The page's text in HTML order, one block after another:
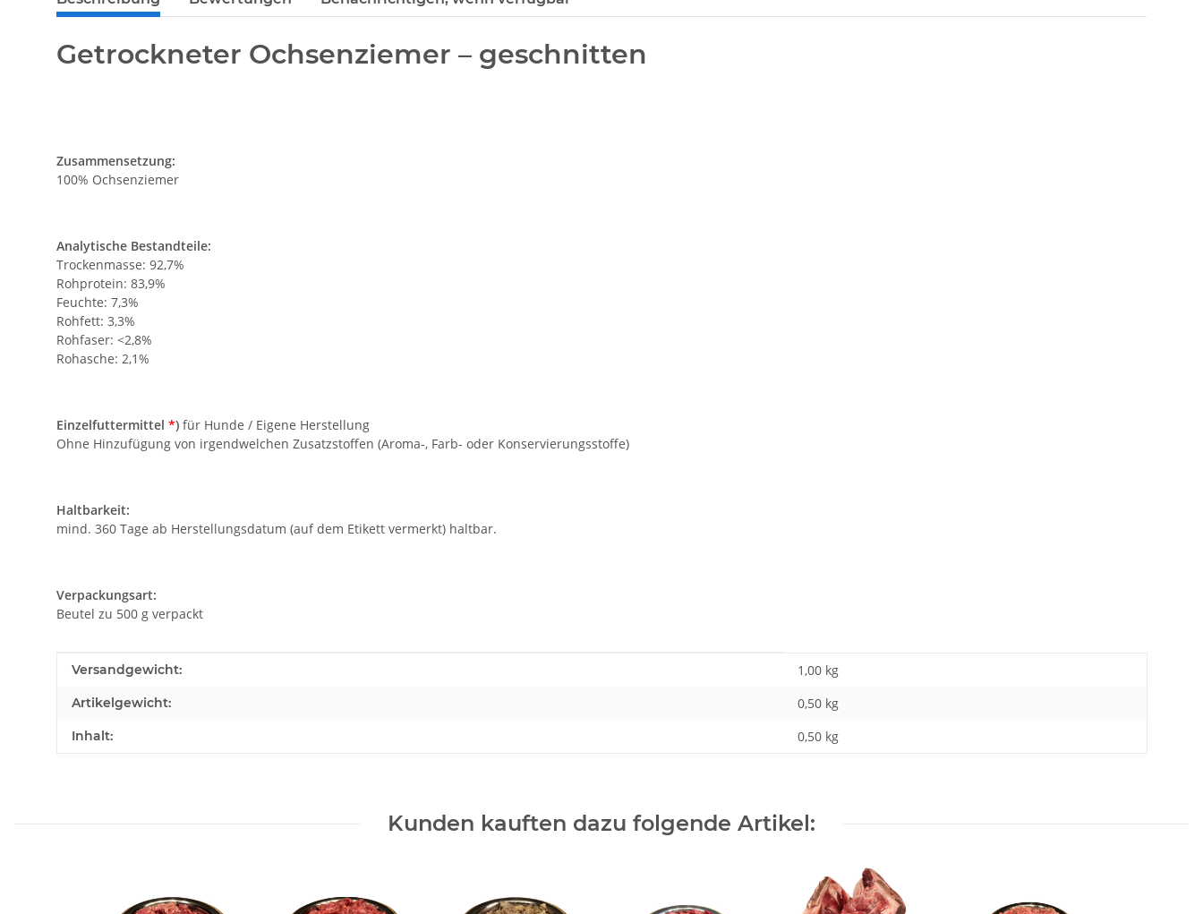
Getrockneter Ochsenziemer – geschnitten
Zusammensetzung:
100% Ochsenziemer
Analytische Bestandteile:
Trockenmasse: 92,7%
Rohprotein: 83,9%
Feuchte: 7,3%
Rohfett: 3,3%
Rohfaser: <2,8%
Rohasche: 2,1%
Einzelfuttermittel *) für Hunde / Eigene Herstellung
Ohne Hinzufügung von irgendwelchen Zusatzstoffen (Aroma-, Farb- oder Konservierungsstoffe)
Haltbarkeit:
mind. 360 Tage ab Herstellungsdatum (auf dem Etikett vermerkt) haltbar.
Verpackungsart:
Beutel zu 500 g verpackt
Produkteigenschaft
Wert
Versandgewicht: 1,00 kg
Artikelgewicht: 0,50 kg
Inhalt: 0,50 kg
Kunden kauften dazu folgende Artikel: